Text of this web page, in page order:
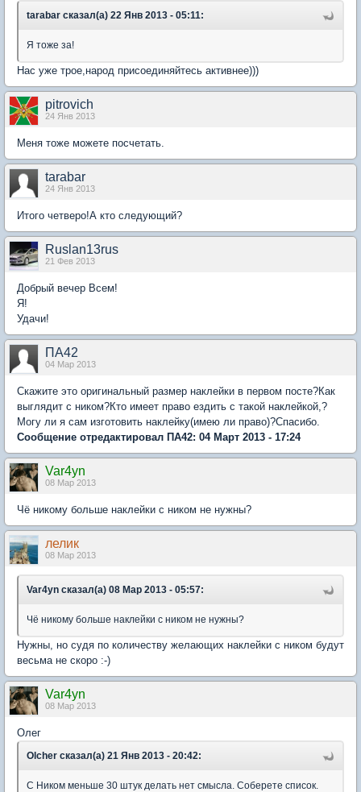
tarabar сказал(а) 22 Янв 2013 - 05:11:
Я тоже за!
Нас уже трое,народ присоединяйтесь активнее)))
pitrovich
24 Янв 2013
Меня тоже можете посчетать.
tarabar
24 Янв 2013
Итого четверо!А кто следующий?
Ruslan13rus
21 Фев 2013
Добрый вечер Всем!
Я!
Удачи!
ПА42
04 Мар 2013
Скажите это оригинальный размер наклейки в первом посте?Как
выглядит с ником?Кто имеет право ездить с такой наклейкой,?
Могу ли я сам изготовить наклейку(имею ли право)?Спасибо.
Сообщение отредактировал ПА42: 04 Март 2013 - 17:24
Var4yn
08 Мар 2013
Чё никому больше наклейки с ником не нужны?
лелик
08 Мар 2013
Var4yn сказал(а) 08 Мар 2013 - 05:57:
Чё никому больше наклейки с ником не нужны?
Нужны, но судя по количеству желающих наклейки с ником будут
весьма не скоро :-)
Var4yn
08 Мар 2013
Олег
Olcher сказал(а) 21 Янв 2013 - 20:42:
С Ником меньше 30 штук делать нет смысла. Соберете список.